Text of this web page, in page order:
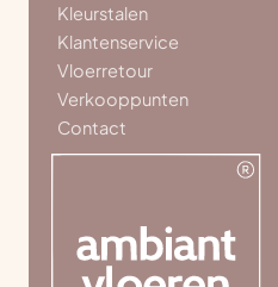
Kleurstalen
Klantenservice
Vloerretour
Verkooppunten
Contact